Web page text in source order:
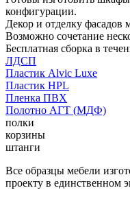
конфигурации.
Декор и отделку
Возможно сочетание
Бесплатная сборка в
ЛДСП
Пластик Alvic Luxe
Пластик HPL
Пленка ПВХ
Полотно АГТ (МДФ)
полки
корзины
штанги
Все образцы мебели
проекту в единственном